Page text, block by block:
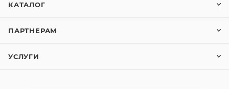
КАТАЛОГ
ПАРТНЕРАМ
УСЛУГИ